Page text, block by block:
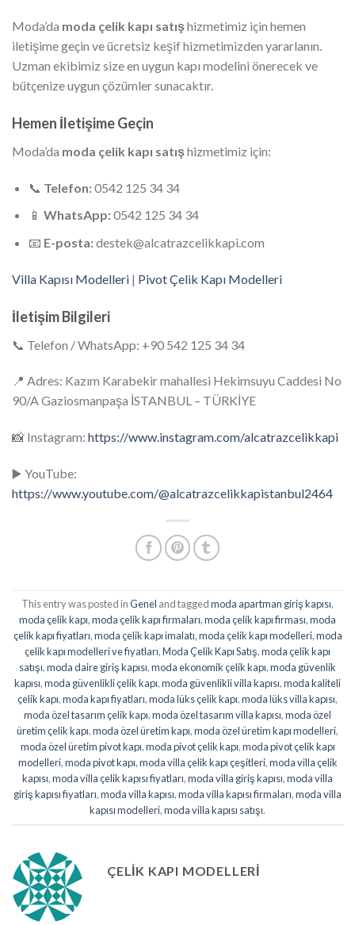
Moda’da moda çelik kapı satışhizmetimiz için hemen
iletişime geçin ve ücretsiz keşif hizmetimizden yararlanın.
Uzman ekibimiz size en uygun kapı modelini önerecek ve
bütçenize uygun çözümler sunacaktır.
Hemen İletişime Geçin
Moda’da moda çelik kapı satışhizmetimiz için:
📞 Telefon:0542 125 34 34
📱 WhatsApp:0542 125 34 34
📧 E-posta:destek@alcatrazcelikkapi.com
Villa Kapısı Modelleri | Pivot Çelik Kapı Modelleri
İletişim Bilgileri
📞 Telefon / WhatsApp: +90 542 125 34 34
📍 Adres: Kazım Karabekir mahallesi Hekimsuyu Caddesi No
90/A Gaziosmanpaşa İSTANBUL – TÜRKİYE
📸 Instagram: https://www.instagram.com/alcatrazcelikkapi
▶️ YouTube:
https://www.youtube.com/@alcatrazcelikkapistanbul2464
This entry was posted inGenel and taggedmoda apartman giriş kapısı,
moda çelik kapı,moda çelik kapı firmaları,moda çelik kapı firması,moda
çelik kapı fiyatları,moda çelik kapı imalatı,moda çelik kapı modelleri,moda
çelik kapı modelleri ve fiyatları,Moda Çelik Kapı Satış,moda çelik kapı
satışı,moda daire giriş kapısı,moda ekonomik çelik kapı,moda güvenlik
kapısı,moda güvenlikli çelik kapı,moda güvenlikli villa kapısı,moda kaliteli
çelik kapı,moda kapı fiyatları,moda lüks çelik kapı,moda lüks villa kapısı,
moda özel tasarım çelik kapı,moda özel tasarım villa kapısı,moda özel
üretim çelik kapı,moda özel üretim kapı,moda özel üretim kapı modelleri,
moda özel üretim pivot kapı,moda pivot çelik kapı,moda pivot çelik kapı
modelleri,moda pivot kapı,moda villa çelik kapı çeşitleri,moda villa çelik
kapısı,moda villa çelik kapısı fiyatları,moda villa giriş kapısı,moda villa
giriş kapısı fiyatları,moda villa kapısı,moda villa kapısı firmaları,moda villa
kapısı modelleri,moda villa kapısı satışı.
ÇELIK KAPI MODELLERI